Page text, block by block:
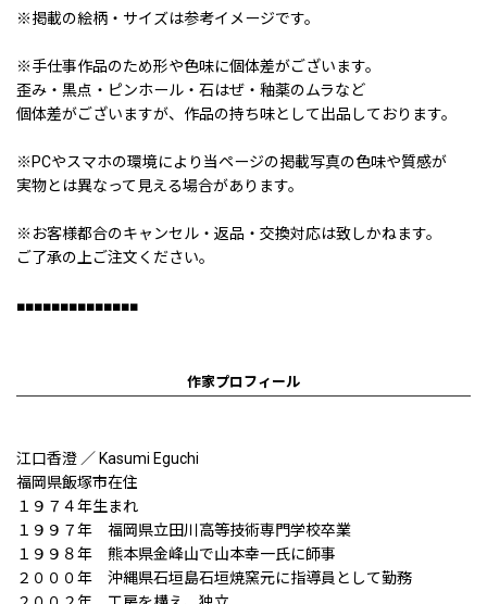
※掲載の絵柄・サイズは参考イメージです。
※手仕事作品のため形や色味に個体差がございます。
歪み・黒点・ピンホール・石はぜ・釉薬のムラなど
個体差がございますが、作品の持ち味として出品しております。
※PCやスマホの環境により当ページの掲載写真の色味や質感が
実物とは異なって見える場合があります。
※お客様都合のキャンセル・返品・交換対応は致しかねます。
ご了承の上ご注文ください。
■■■■■■■■■■■■■■
作家プロフィール
江口香澄 ／ Kasumi Eguchi
福岡県飯塚市在住
１９７４年生まれ
１９９７年 福岡県立田川高等技術専門学校卒業
１９９８年 熊本県金峰山で山本幸一氏に師事
２０００年 沖縄県石垣島石垣焼窯元に指導員として勤務